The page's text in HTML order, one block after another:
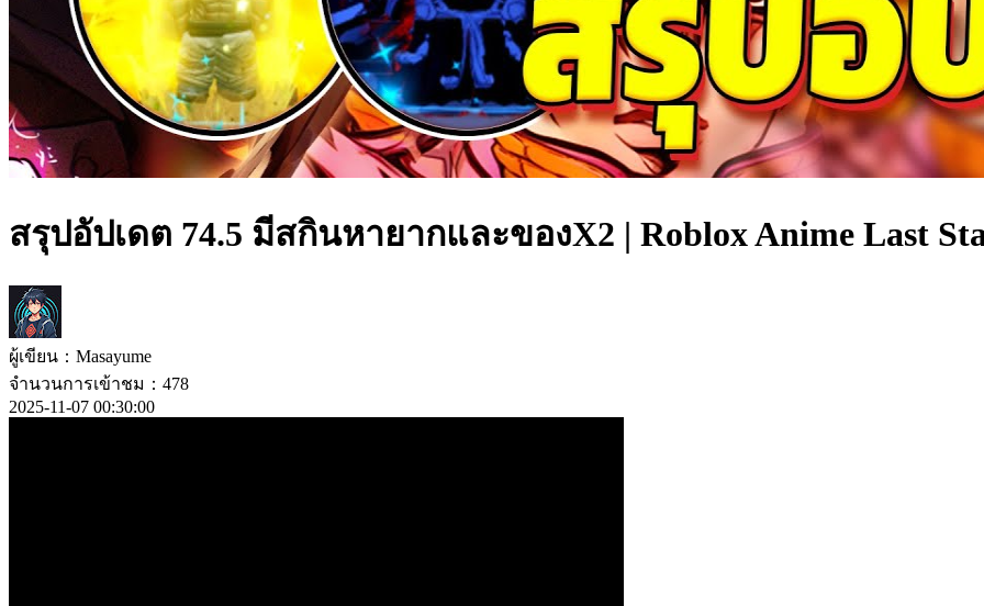
สรุปอัปเดต 74.5 มีสกินหายากและของX2 | Roblox Anime Last
ผู้เขียน：Masayume
จำนวนการเข้าชม：478
2025-11-07 00:30:00